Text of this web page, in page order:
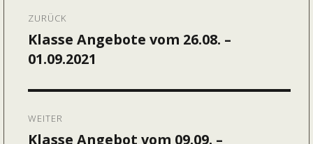
ZURÜCK
Vorheriger
Beitrag:
Klasse Angebote vom 26.08. –
01.09.2021
WEITER
Nächster
Klasse Angebot vom 09.09. –